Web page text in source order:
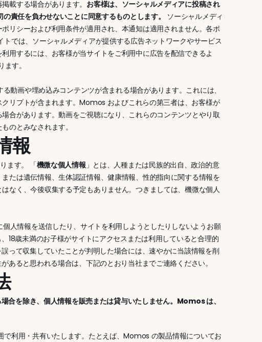
載する場合があります。 お客様は、ソーシャルメディアに投稿され
責任を負わせないことに同意するものとします。
ソーシャルメディ
リシーおよび利用条件が適用され、本通知は適用されません。各ポ
では、ソーシャルメディアが提供する広告ネットワークやサービス
用するには、お客様が当サイトをご利用中に広告を配信できるよ
す。
動画や埋め込みコンテンツが含まれる場合があります。これには、
リプトが含まれます。Momos およびこれらの第三者は、お客様が
合があります。動画をご視聴になり、これらのコンテンツとやり取
のとみなされます。
報
ます。 「機微な個人情報」とは、人種または民族的出自、政治的意
たは遺伝情報、生体認証情報、健康情報、性的指向に関する情報を
なく、今後収集する予定もありません。つきましては、機微な個人
人情報を送信したり、サイトを利用しようとしたりしないようお願
18歳未満のお子様がサイトにアクセスまたは利用していると合理的
って収集していたことが判明した場合には、速やかに当該情報を削
あると思われる場合は、下記のとおり当社までご連絡ください。
を除き、個人情報を販売または貸与いたしません。Momos は、
で利用・共有いたします。たとえば、Momos の製品情報についてお